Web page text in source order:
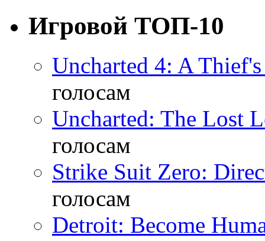
Игровой ТОП-10
Uncharted 4: A
голосам
Uncharted: The Lost
голосам
Strike Suit Zero:
голосам
Detroit: Become